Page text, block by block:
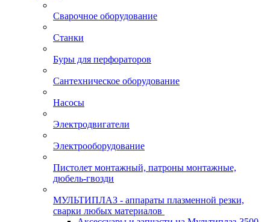
Сварочное оборудование
Станки
Буры для перфораторов
Сантехническое оборудование
Насосы
Электродвигатели
Электрооборудование
Пистолет монтажный, патроны монтажные,
дюбель-гвозди
МУЛЬТИПЛАЗ - аппараты плазменной резки,
сварки любых материалов